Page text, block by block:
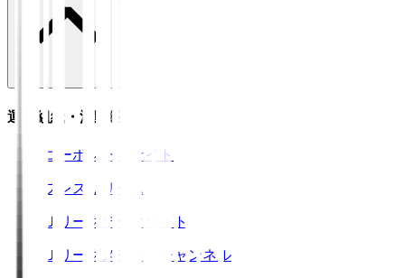
運営組織・活動紹介
コーポレートサイト
プレスリリース
Ｊリーグデータサイト
Ｊリーグメディアチャンネル